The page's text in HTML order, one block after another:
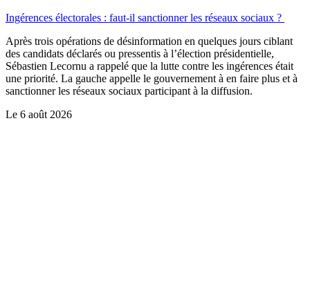
Ingérences électorales : faut-il sanctionner les réseaux sociaux ?
Après trois opérations de désinformation en quelques jours ciblant
des candidats déclarés ou pressentis à l’élection présidentielle,
Sébastien Lecornu a rappelé que la lutte contre les ingérences était
une priorité. La gauche appelle le gouvernement à en faire plus et à
sanctionner les réseaux sociaux participant à la diffusion.
Le 6 août 2026